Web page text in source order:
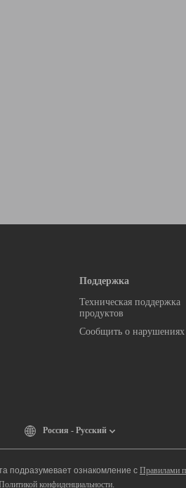
Поддержка
Техническая поддержка
продуктов
Сообщить о нарушениях
Россия - Русский
подразумевает ознакомление с Правилами
конфиденциальности.